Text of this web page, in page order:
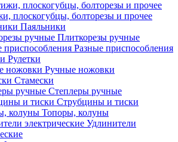
плоскогубцы, болторезы и прочее
Паяльники
Плиткорезы ручные
Разные приспособления
Рулетки
Ручные ножовки
Стамески
Степлеры ручные
Струбцины и тиски
Топоры, колуны
Удлинители